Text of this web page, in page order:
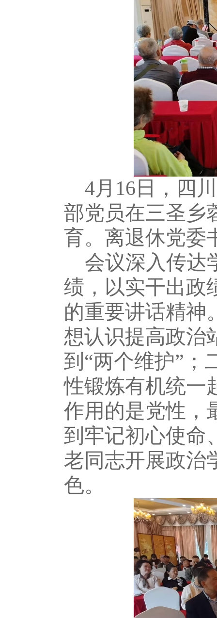
4月16日，四
部党员在三圣乡
育。离退休党委
会议深入传达
绩，以实干出
的重要讲话精神
想认识提高政治
到“两个维护”；
性锻炼有机统一
作用的是党性，
到牢记初心使命
老同志开展政治
色。